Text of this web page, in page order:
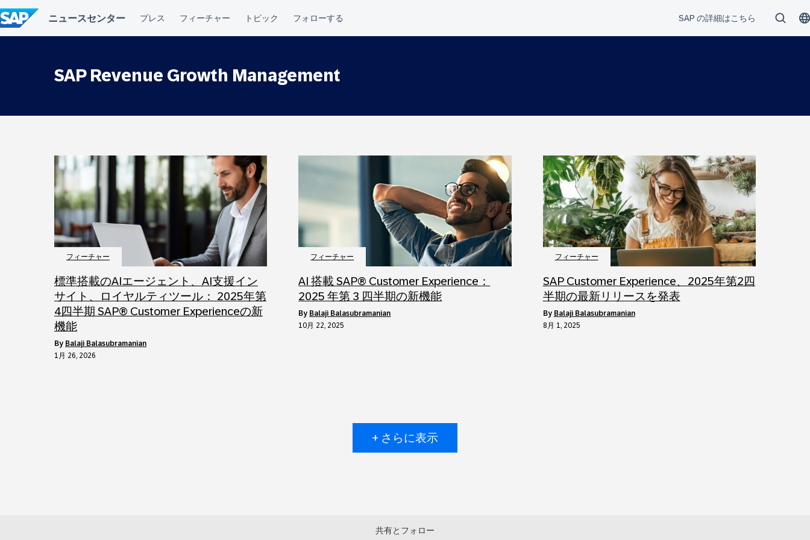
ン
テ
ン
SAP Revenue Growth Management
フィーチャー
標準搭載のAIエージェント、AI支援イン
サイト、ロイヤルティツール： 2025年第
4四半期 SAP® Customer Experienceの新
機能
by Balaji Balasubramanian
1月 26, 2026
フィーチャー
AI 搭載 SAP® Customer Experience：
2025 年第 3 四半期の新機能
by Balaji Balasubramanian
10月 22, 2025
フィーチャー
SAP Customer Experience、2025年第2四
半期の最新リリースを発表
by Balaji Balasubramanian
8月 1, 2025
+ さらに表示
共有とフォロー